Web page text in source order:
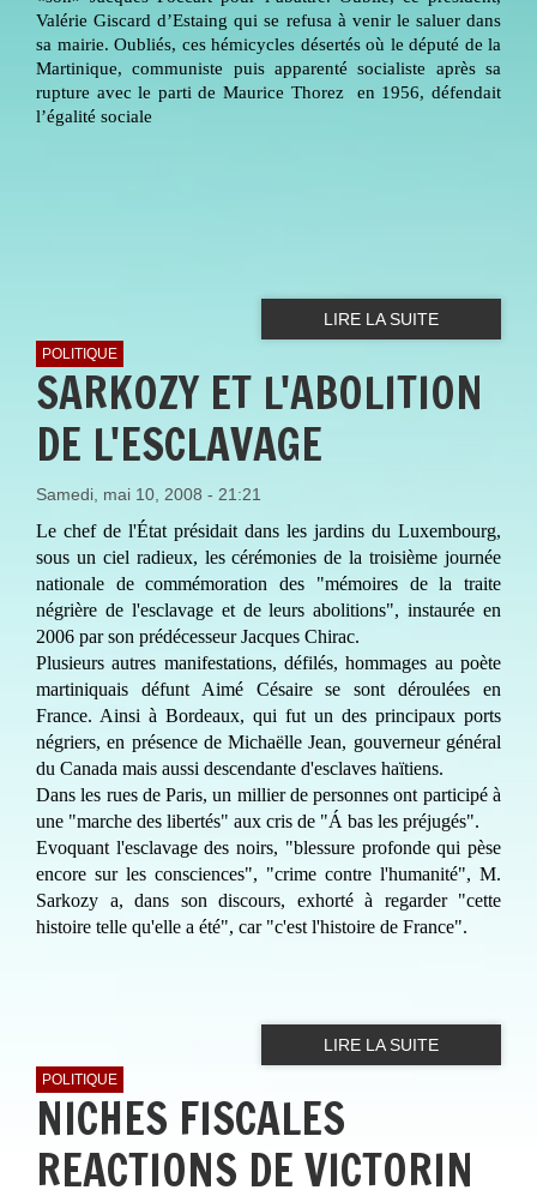
Valérie Giscard d’Estaing qui se refusa à venir le saluer dans
sa mairie. Oubliés, ces hémicycles désertés où le député de la
Martinique, communiste puis apparenté socialiste après sa
rupture avec le parti de Maurice Thorez en 1956, défendait
l’égalité sociale
LIRE LA SUITE
POLITIQUE
SARKOZY ET L'ABOLITION
DE L'ESCLAVAGE
Samedi, mai 10, 2008 - 21:21
Le chef de l'État présidait dans les jardins du Luxembourg,
sous un ciel radieux, les cérémonies de la troisième journée
nationale de commémoration des "mémoires de la traite
négrière de l'esclavage et de leurs abolitions", instaurée en
2006 par son prédécesseur Jacques Chirac.
Plusieurs autres manifestations, défilés, hommages au poète
martiniquais défunt Aimé Césaire se sont déroulées en
France. Ainsi à Bordeaux, qui fut un des principaux ports
négriers, en présence de Michaëlle Jean, gouverneur général
du Canada mais aussi descendante d'esclaves haïtiens.
Dans les rues de Paris, un millier de personnes ont participé à
une "marche des libertés" aux cris de "Á bas les préjugés".
Evoquant l'esclavage des noirs, "blessure profonde qui pèse
encore sur les consciences", "crime contre l'humanité", M.
Sarkozy a, dans son discours, exhorté à regarder "cette
histoire telle qu'elle a été", car "c'est l'histoire de France".
LIRE LA SUITE
POLITIQUE
NICHES FISCALES
REACTIONS DE VICTORIN